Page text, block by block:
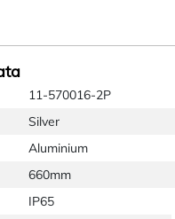
11-570016-2P
Silver
Aluminium
660mm
IP65